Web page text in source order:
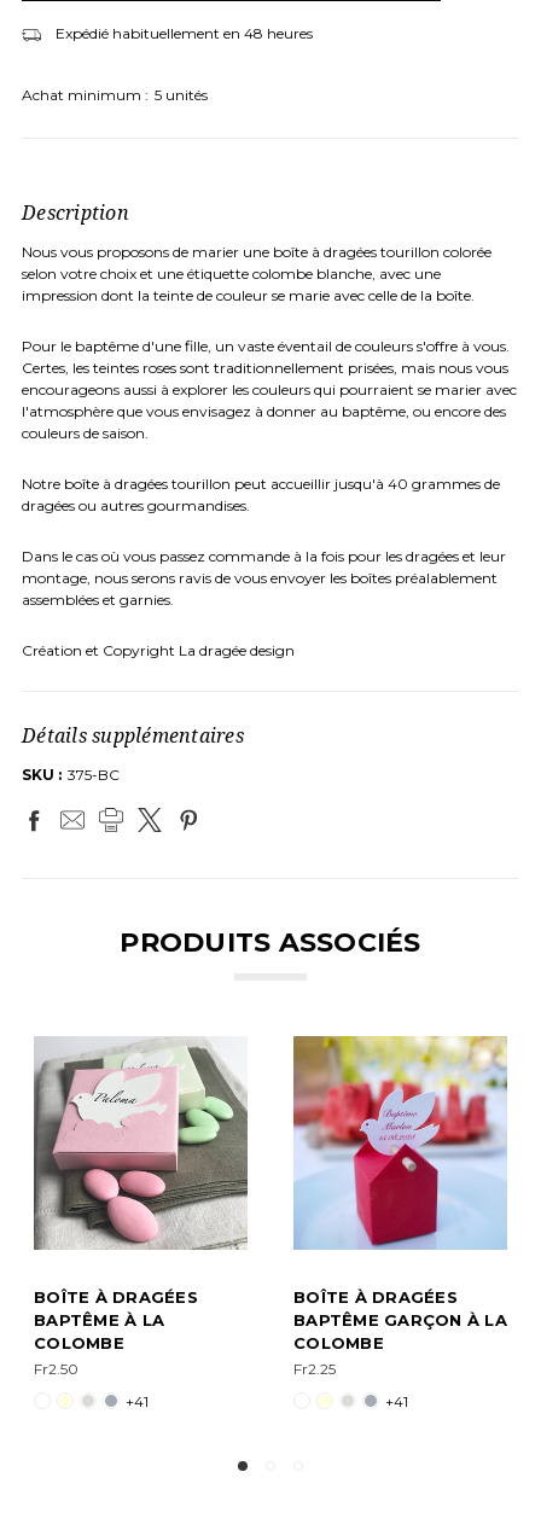
Expédié habituellement en 48 heures
Achat minimum : 5 unités
Description
Nous vous proposons de marier une boîte à dragées tourillon colorée
selon votre choix et une étiquette colombe blanche, avec une
impression dont la teinte de couleur se marie avec celle de la boîte.
Pour le baptême d'une fille, un vaste éventail de couleurs s'offre à vous.
Certes, les teintes roses sont traditionnellement prisées, mais nous vous
encourageons aussi à explorer les couleurs qui pourraient se marier avec
l'atmosphère que vous envisagez à donner au baptême, ou encore des
couleurs de saison.
Notre boîte à dragées tourillon peut accueillir jusqu'à 40 grammes de
dragées ou autres gourmandises.
Dans le cas où vous passez commande à la fois pour les dragées et leur
montage, nous serons ravis de vous envoyer les boîtes préalablement
assemblées et garnies.
Création et Copyright La dragée design
Détails supplémentaires
SKU : 375-BC
PRODUITS ASSOCIÉS
BOÎTE DRAGÉES
BAPTÊME D'AUTOMNE
À LA COLOMBE
PERSONNALISÉE
Fr2.50
BOÎTE À DRAGÉES
BAPTÊME D'ÉTÉ À LA
COLOMBE
PERSONNALISÉE
Fr2.25